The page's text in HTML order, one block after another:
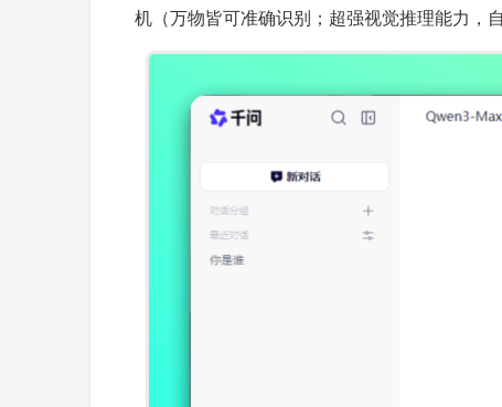
机（万物皆可准确识别；超强视觉推理能力，